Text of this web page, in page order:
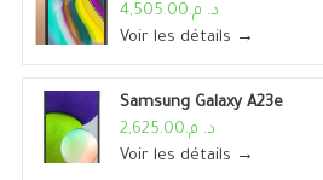
د. م.4,505.00
Voir les détails →
Samsung Galaxy A23e
د. م.2,625.00
Voir les détails →